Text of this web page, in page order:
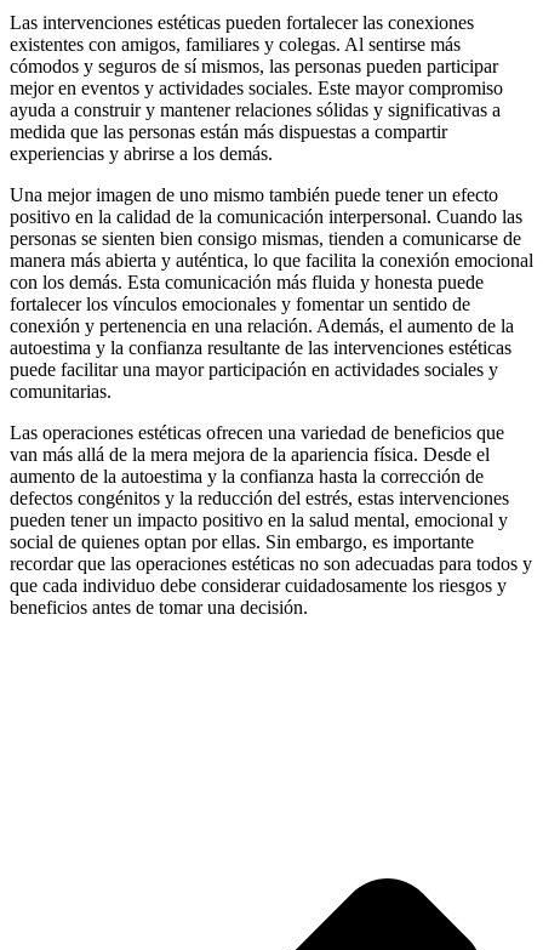
Las intervenciones estéticas pueden fortalecer las conexiones
existentes con amigos, familiares y colegas. Al sentirse más
cómodos y seguros de sí mismos, las personas pueden participar
mejor en eventos y actividades sociales. Este mayor compromiso
ayuda a construir y mantener relaciones sólidas y significativas a
medida que las personas están más dispuestas a compartir
experiencias y abrirse a los demás.
Una mejor imagen de uno mismo también puede tener un efecto
positivo en la calidad de la comunicación interpersonal. Cuando las
personas se sienten bien consigo mismas, tienden a comunicarse de
manera más abierta y auténtica, lo que facilita la conexión emocional
con los demás. Esta comunicación más fluida y honesta puede
fortalecer los vínculos emocionales y fomentar un sentido de
conexión y pertenencia en una relación. Además, el aumento de la
autoestima y la confianza resultante de las intervenciones estéticas
puede facilitar una mayor participación en actividades sociales y
comunitarias.
Las operaciones estéticas ofrecen una variedad de beneficios que
van más allá de la mera mejora de la apariencia física. Desde el
aumento de la autoestima y la confianza hasta la corrección de
defectos congénitos y la reducción del estrés, estas intervenciones
pueden tener un impacto positivo en la salud mental, emocional y
social de quienes optan por ellas. Sin embargo, es importante
recordar que las operaciones estéticas no son adecuadas para todos y
que cada individuo debe considerar cuidadosamente los riesgos y
beneficios antes de tomar una decisión.